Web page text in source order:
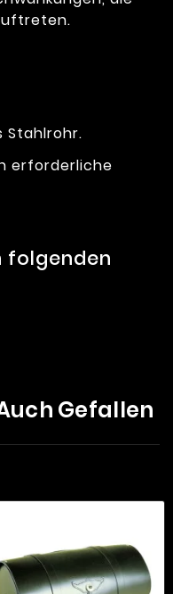
Stahlrohr.
erforderliche
folgenden
Gefallen